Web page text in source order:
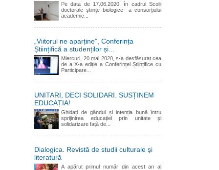
Pe data de 17.06.2020, în cadrul Scolii
doctorale științe biologice a consorțiului
academic...
„Viitorul ne aparține”, Conferința
Științifică a studenților și...
Miercuri, 20 mai 2020, s-a desfășurat cea
de a X-a ediție a Conferinței Științifice cu
Participare...
UNITARI, DECI SOLIDARI. SUSȚINEM
EDUCAȚIA!
Ghidați de gândul și intenția bună întru
sprijinirea educației prin unitate și
solidarizare față de...
Dialogica. Revistă de studii culturale și
literatură
A apărut primul număr din acest an al